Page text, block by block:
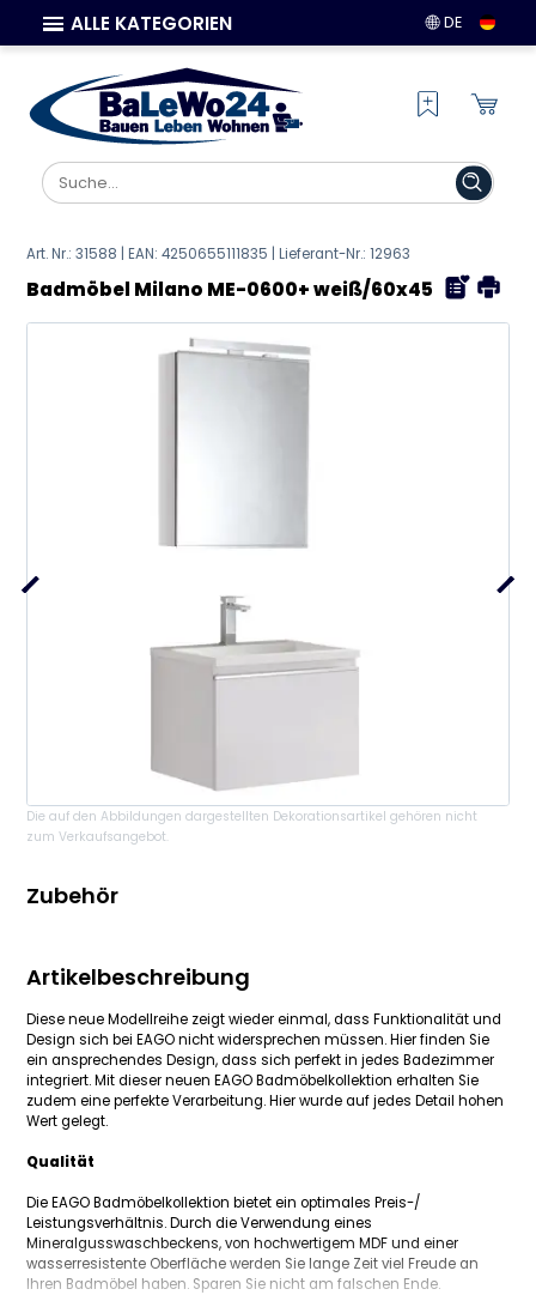
ALLE KATEGORIEN DE
Art. Nr.: 31588 | EAN:4250655111835 | Lieferant-Nr.: 12963
Badmöbel Milano ME-0600+ weiß/60x45
Die auf den Abbildungen dargestellten Dekorationsartikel gehören nicht
zum Verkaufsangebot.
Zubehör
Artikelbeschreibung
Diese neue Modellreihe zeigt wieder einmal, dass Funktionalität und
Design sich bei EAGO nicht widersprechen müssen. Hier finden Sie
ein ansprechendes Design, dass sich perfekt in jedes Badezimmer
integriert. Mit dieser neuen EAGO Badmöbelkollektion erhalten Sie
zudem eine perfekte Verarbeitung. Hier wurde auf jedes Detail hohen
Wert gelegt.
Qualität
Die EAGO Badmöbelkollektion bietet ein optimales Preis-/
Leistungsverhältnis. Durch die Verwendung eines
Mineralgusswaschbeckens, von hochwertigem MDF und einer
wasserresistente Oberfläche werden Sie lange Zeit viel Freude an
Ihren Badmöbel haben. Sparen Sie nicht am falschen Ende.